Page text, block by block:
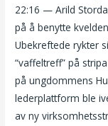
22:16 — Arild
på å benytte
Ubekreftede rykter
“vaffeltreff” på
på ungdommens
lederplattform ble
av ny